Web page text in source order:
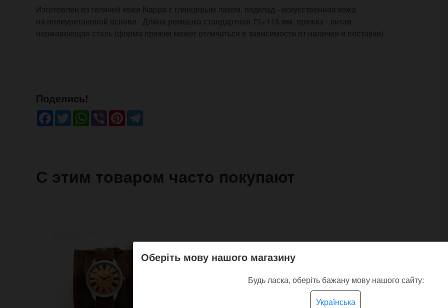
Изготовлен из телячей кожи Nappa с глянцевым лаком, подклад - искусственная кожа
на полиуретановой основе. Длина ремешка стандартная 75+115 мм, пряжка - литая
нержавеющая сталь (форма пряжки может отличаться в зависимости от наличия и поставки).
Поделись!
Facebook
TwitterWhatsApp
ViberPinterest
С этим товаром часто покупают
Оберіть мову нашого магазину
Будь ласка, оберіть бажану мову нашого сайту:
Українська